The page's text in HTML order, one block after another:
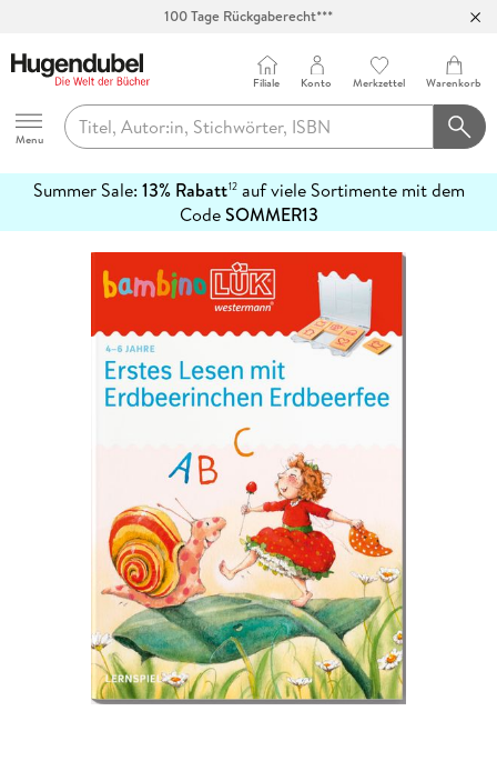
100 Tage Rückgaberecht***
Hugendubel
Menu
Filiale Konto Merkzettel Warenkorb
Summer Sale: 13% Rabatt12auf viele Sortimente mit dem
CodeSOMMER13
erfahren